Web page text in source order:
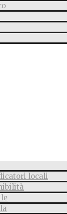
locali